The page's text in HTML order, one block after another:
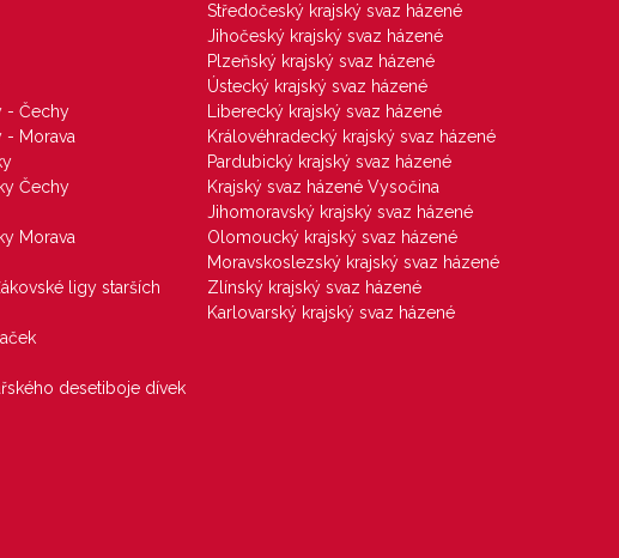
- Čechy
- Morava
Čechy
Morava
ligy starších
desetiboje dívek
Středočeský krajský svaz házené
Jihočeský krajský svaz házené
Plzeňský krajský svaz házené
Ústecký krajský svaz házené
Liberecký krajský svaz házené
Královéhradecký krajský svaz házené
Pardubický krajský svaz házené
Krajský svaz házené Vysočina
Jihomoravský krajský svaz házené
Olomoucký krajský svaz házené
Moravskoslezský krajský svaz házené
Zlínský krajský svaz házené
Karlovarský krajský svaz házené